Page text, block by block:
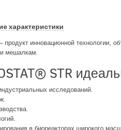
характеристики
продукт инновационной технологии,
мешалкам.
STR
исследований.
в биореакторах широкого